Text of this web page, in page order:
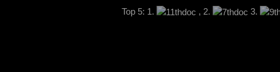
Top 5: 1. , 2. 3.